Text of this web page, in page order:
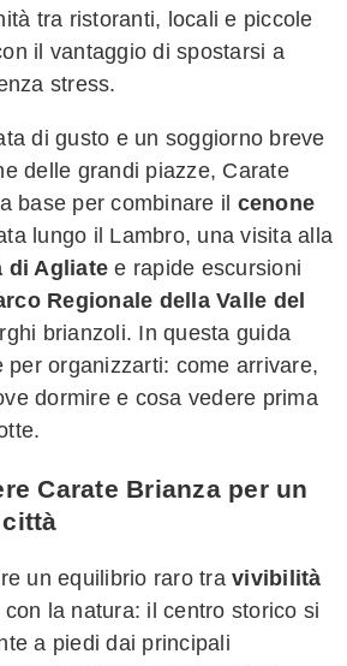
tra ristoranti, locali e piccole
il vantaggio di spostarsi a
stress.
di gusto e un soggiorno breve
delle grandi piazze, Carate
base per combinare il cenone
lungo il Lambro, una visita alla
di Agliate e rapide escursioni
Regionale della Valle del
brianzoli. In questa guida
per organizzarti: come arrivare,
dormire e cosa vedere prima
Carate Brianza per un
un equilibrio raro tra vivibilità
la natura: il centro storico si
a piedi dai principali